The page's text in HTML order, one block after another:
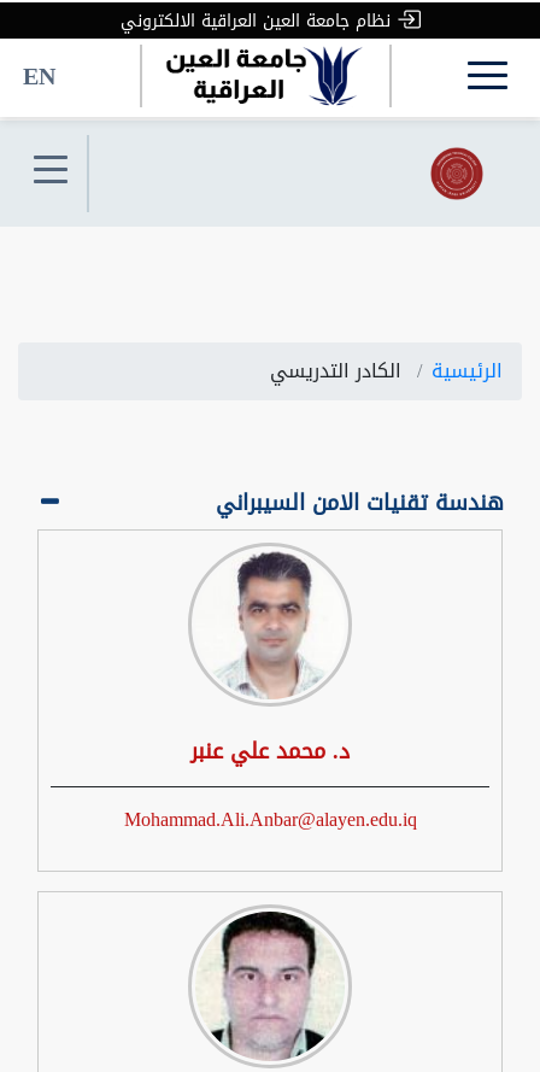
نظام جامعة العين العراقية الالكتروني
EN
الرئيسية الكادر التدريسي
هندسة تقنيات الامن السيبراني
د. محمد علي عنبر
Mohammad.Ali.Anbar@alayen.edu.iq